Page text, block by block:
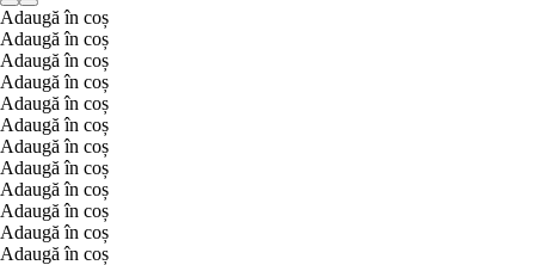
Adaugă în coș
Adaugă în coș
Adaugă în coș
Adaugă în coș
Adaugă în coș
Adaugă în coș
Adaugă în coș
Adaugă în coș
Adaugă în coș
Adaugă în coș
Adaugă în coș
Adaugă în coș